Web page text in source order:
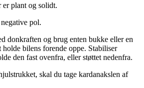
er plant og solidt.
pol.
donkraften og brug enten bukke eller en
holde bilens forende oppe. Stabiliser
den fast ovenfra, eller støttet nedenfra.
skal du tage kardanakslen af